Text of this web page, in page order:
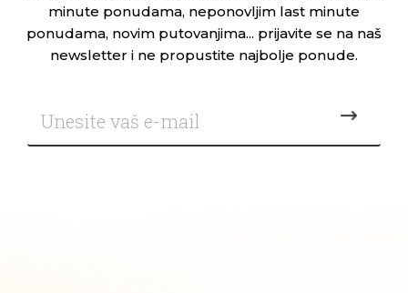
minute ponudama, neponovljim last minute
ponudama, novim putovanjima... prijavite se na naš
newsletter i ne propustite najbolje ponude.